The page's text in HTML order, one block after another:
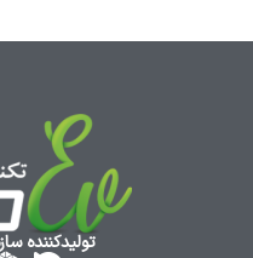
تولیدکننده